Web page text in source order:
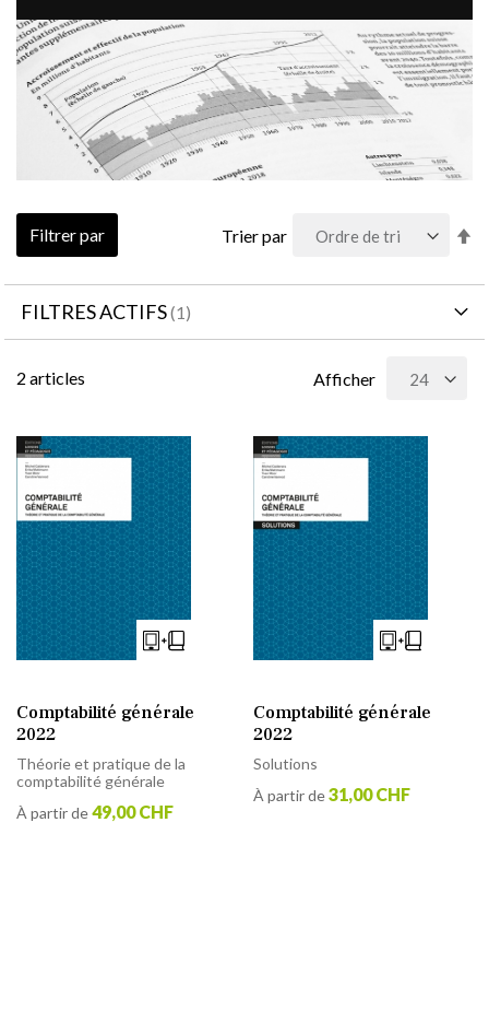
2 articles Afficher
Trier par
Comptabilité générale
2022
Théorie et pratique de la
comptabilité générale
À partir de49,00 CHF
Comptabilité générale
2022
Solutions
À partir de31,00 CHF
Filtrer par
FILTRES ACTIFS